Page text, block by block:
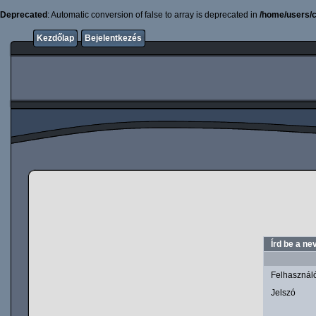
Deprecated : Automatic conversion of false to array is deprecated in /home/users/
Kezdőlap Bejelentkezés
Írd be a
Jelszó